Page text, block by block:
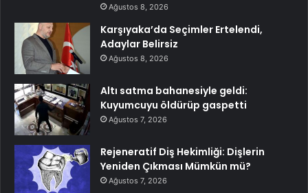
Ağustos 8, 2026
Karşıyaka’da Seçimler Ertelendi,
Adaylar Belirsiz
Ağustos 8, 2026
Altı satma bahanesiyle geldi:
Kuyumcuyu öldürüp gaspetti
Ağustos 7, 2026
Rejeneratif Diş Hekimliği: Dişlerin
Yeniden Çıkması Mümkün mü?
Ağustos 7, 2026